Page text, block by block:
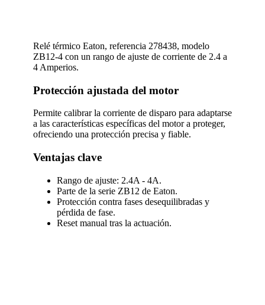
Relé térmico Eaton, referencia 278438, modelo
ZB12-4 con un rango de ajuste de corriente de 2.4 a
4 Amperios.
Protección ajustada del motor
Permite calibrar la corriente de disparo para adaptarse
a las características específicas del motor a proteger,
ofreciendo una protección precisa y fiable.
Ventajas clave
Rango de ajuste: 2.4A - 4A.
Parte de la serie ZB12 de Eaton.
Protección contra fases desequilibradas y
pérdida de fase.
Reset manual tras la actuación.